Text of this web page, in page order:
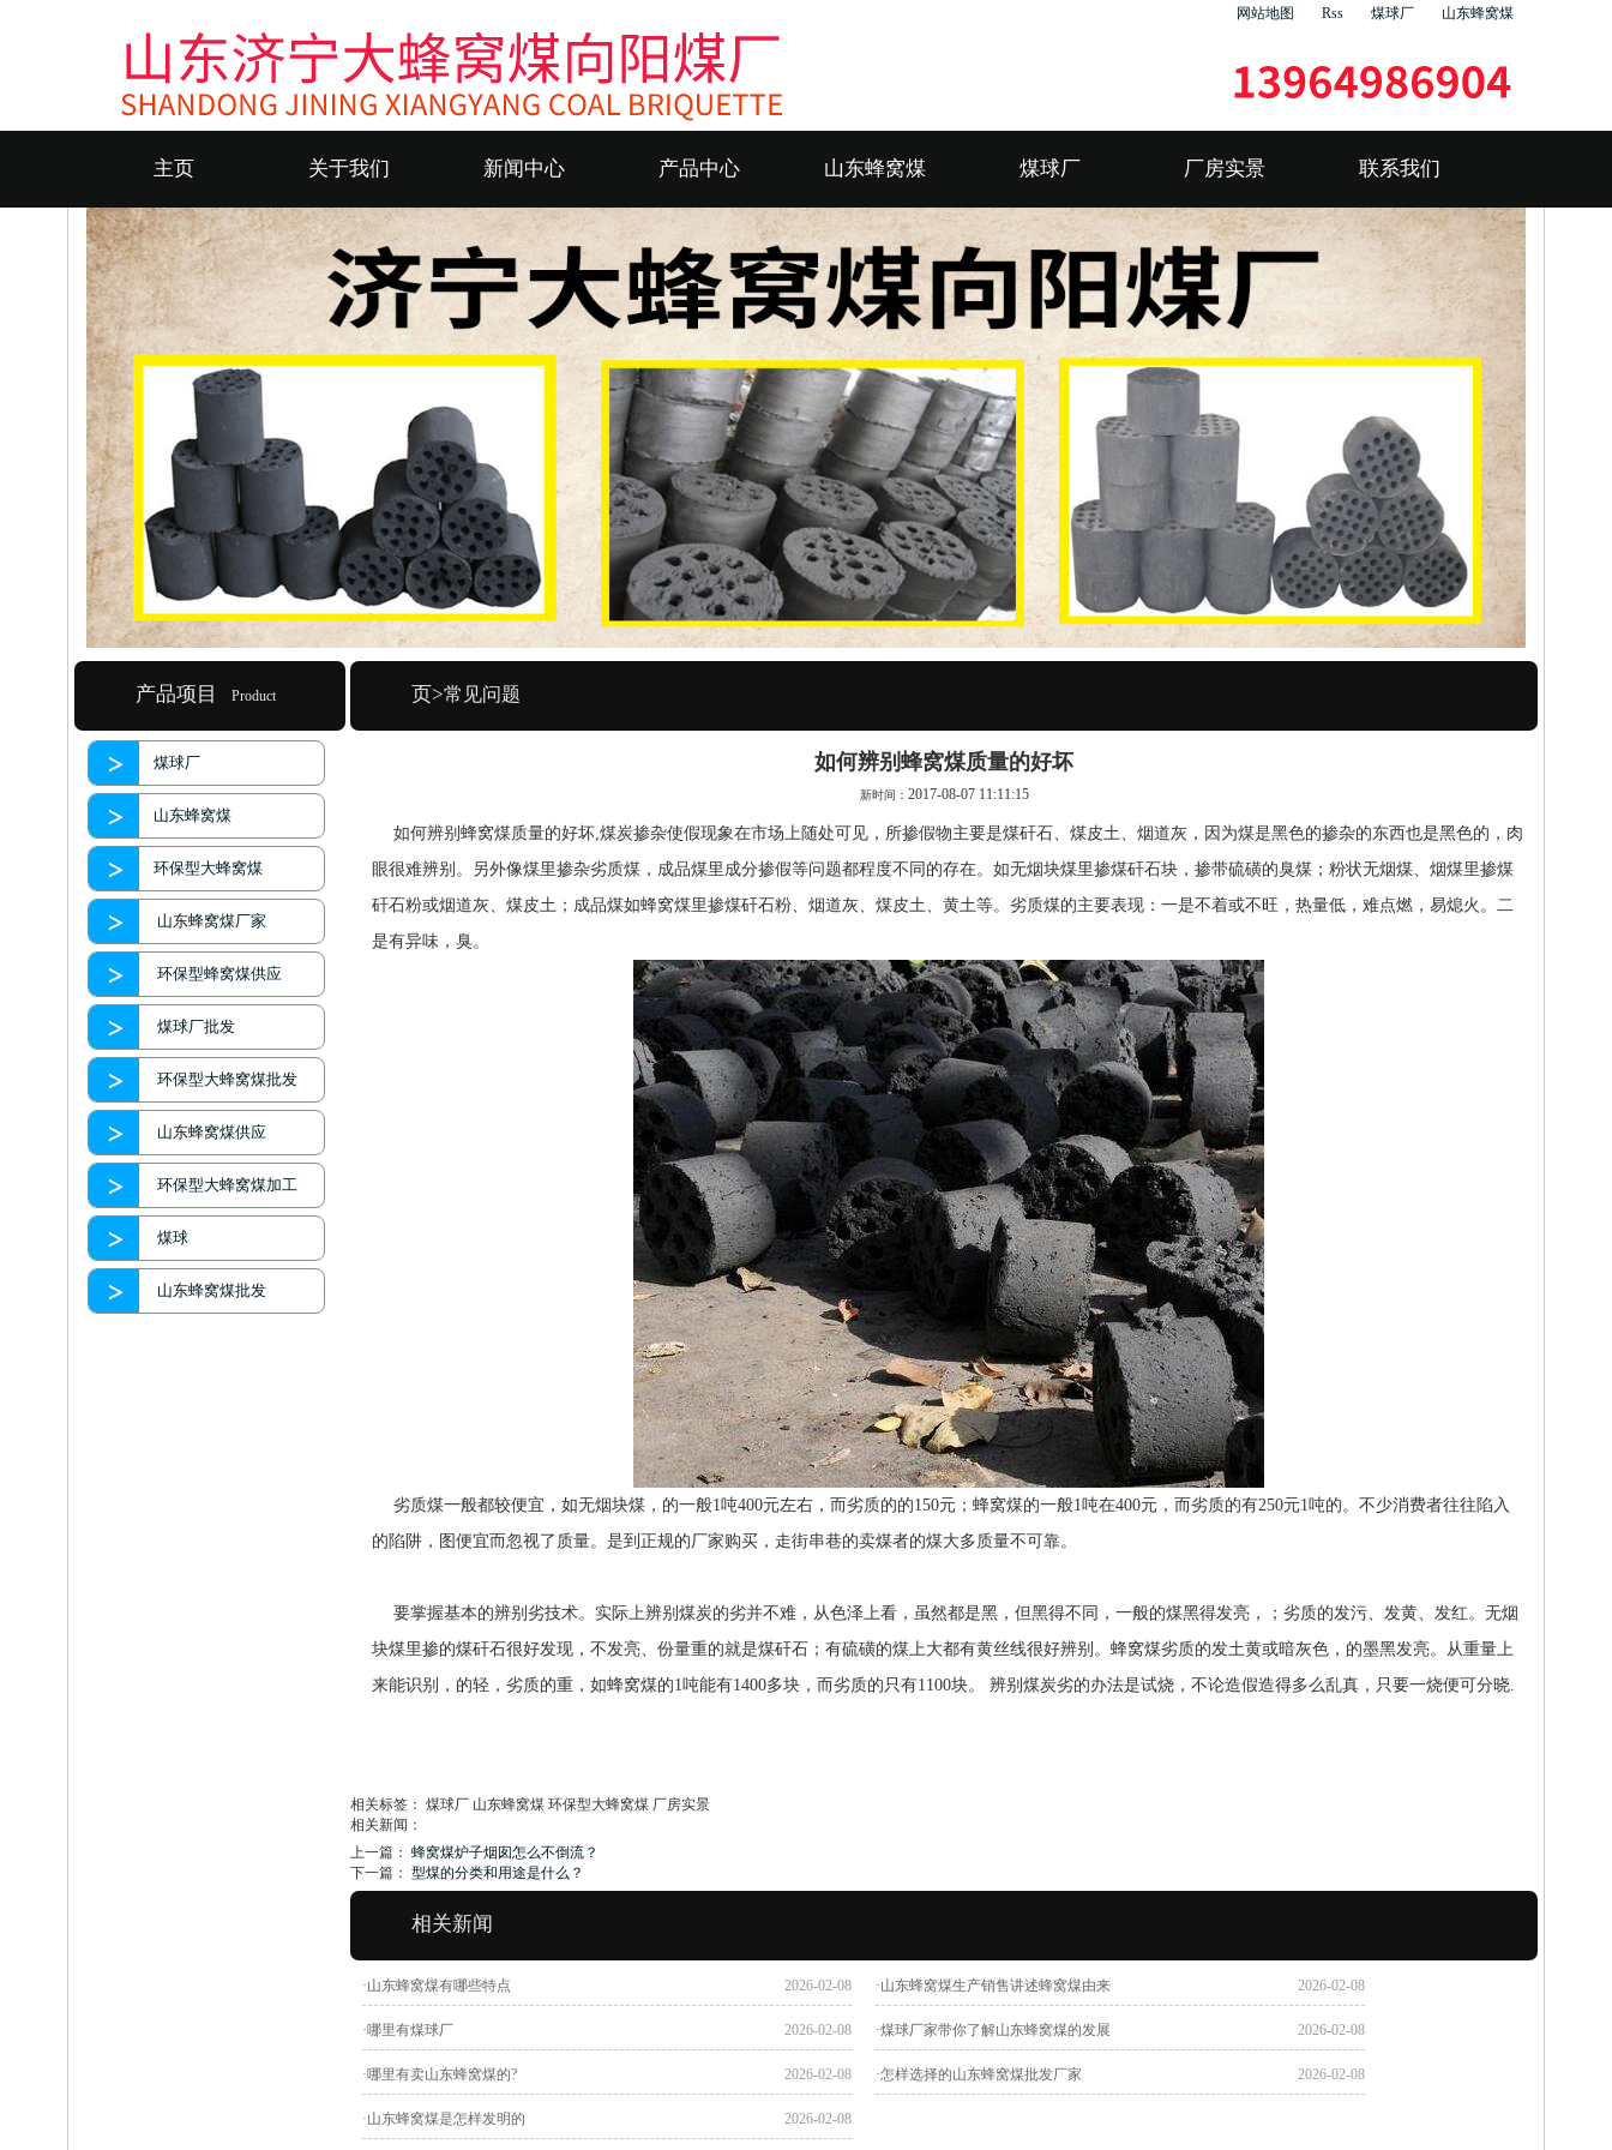
网站地图 Rss 煤球厂 山东蜂窝煤
主页 关于我们 新闻中心 产品中心 山东蜂窝煤 煤球厂 厂房实景 联系我们
产品项目 Product
煤球厂
山东蜂窝煤
环保型大蜂窝煤
山东蜂窝煤厂家
环保型蜂窝煤供应
煤球厂批发
环保型大蜂窝煤批发
山东蜂窝煤供应
环保型大蜂窝煤加工
煤球
山东蜂窝煤批发
页>常见问题
如何辨别蜂窝煤质量的好坏
新时间： 2017-08-07 11:11:15
如何辨别蜂窝煤质量的好坏,煤炭掺杂使假现象在市场上随处可见，所掺假物主要是煤矸石、煤皮土、烟道灰，因为煤是黑色的掺杂的东西也是黑色的，肉
眼很难辨别。另外像煤里掺杂劣质煤，成品煤里成分掺假等问题都程度不同的存在。如无烟块煤里掺煤矸石块，掺带硫磺的臭煤；粉状无烟煤、烟煤里掺煤
矸石粉或烟道灰、煤皮土；成品煤如蜂窝煤里掺煤矸石粉、烟道灰、煤皮土、黄土等。劣质煤的主要表现：一是不着或不旺，热量低，难点燃，易熄火。二
是有异味，臭。
劣质煤一般都较便宜，如无烟块煤，的一般1吨400元左右，而劣质的的150元；蜂窝煤的一般1吨在400元，而劣质的有250元1吨的。不少消费者往往陷入
的陷阱，图便宜而忽视了质量。是到正规的厂家购买，走街串巷的卖煤者的煤大多质量不可靠。
要掌握基本的辨别劣技术。实际上辨别煤炭的劣并不难，从色泽上看，虽然都是黑，但黑得不同，一般的煤黑得发亮，；劣质的发污、发黄、发红。无烟
块煤里掺的煤矸石很好发现，不发亮、份量重的就是煤矸石；有硫磺的煤上大都有黄丝线很好辨别。蜂窝煤劣质的发土黄或暗灰色，的墨黑发亮。从重量上
来能识别，的轻，劣质的重，如蜂窝煤的1吨能有1400多块，而劣质的只有1100块。
辨别煤炭劣的办法是试烧，不论造假造得多么乱真，只要一烧便可分晓.
相关标签： 煤球厂 山东蜂窝煤 环保型大蜂窝煤 厂房实景
相关新闻：
上一篇： 蜂窝煤炉子烟囱怎么不倒流？
下一篇： 型煤的分类和用途是什么？
相关新闻
·山东蜂窝煤有哪些特点 2026-02-08 ·山东蜂窝煤生产销售讲述蜂窝煤由来 2026-02-08
·哪里有煤球厂 2026-02-08 ·煤球厂家带你了解山东蜂窝煤的发展 2026-02-08
·哪里有卖山东蜂窝煤的? 2026-02-08 ·怎样选择的山东蜂窝煤批发厂家 2026-02-08
·山东蜂窝煤是怎样发明的 2026-02-08